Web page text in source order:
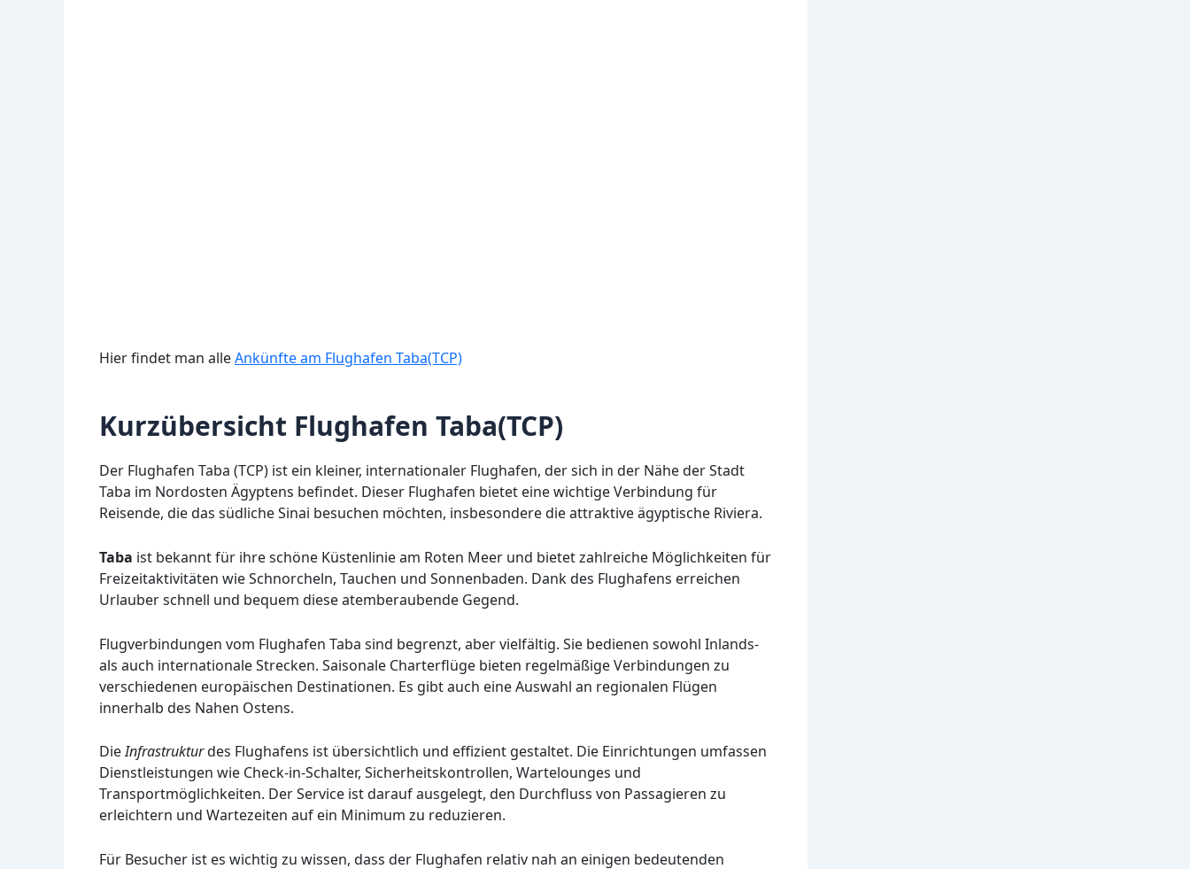
Hier findet man alleAnkünfte am Flughafen Taba(TCP)
Kurzübersicht Flughafen Taba(TCP)
Der Flughafen Taba (TCP) ist ein kleiner, internationaler Flughafen, der sich in der Nähe der Stadt
Taba im Nordosten Ägyptens befindet. Dieser Flughafen bietet eine wichtige Verbindung für
Reisende, die das südliche Sinai besuchen möchten, insbesondere die attraktive ägyptische Riviera.
Taba ist bekannt für ihre schöne Küstenlinie am Roten Meer und bietet zahlreiche Möglichkeiten für
Freizeitaktivitäten wie Schnorcheln, Tauchen und Sonnenbaden. Dank des Flughafens erreichen
Urlauber schnell und bequem diese atemberaubende Gegend.
Flugverbindungen vom Flughafen Taba sind begrenzt, aber vielfältig. Sie bedienen sowohl Inlands-
als auch internationale Strecken. Saisonale Charterflüge bieten regelmäßige Verbindungen zu
verschiedenen europäischen Destinationen. Es gibt auch eine Auswahl an regionalen Flügen
innerhalb des Nahen Ostens.
DieInfrastrukturdes Flughafens ist übersichtlich und effizient gestaltet. Die Einrichtungen umfassen
Dienstleistungen wie Check-in-Schalter, Sicherheitskontrollen, Wartelounges und
Transportmöglichkeiten. Der Service ist darauf ausgelegt, den Durchfluss von Passagieren zu
erleichtern und Wartezeiten auf ein Minimum zu reduzieren.
Für Besucher ist es wichtig zu wissen, dass der Flughafen relativ nah an einigen bedeutenden